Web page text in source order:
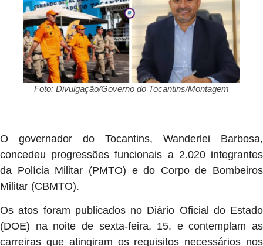
Foto: Divulgação/Governo do Tocantins/Montagem
O governador do Tocantins, Wanderlei Barbosa,
concedeu progressões funcionais a 2.020 integrantes
da Polícia Militar (PMTO) e do Corpo de Bombeiros
Militar (CBMTO).
Os atos foram publicados no Diário Oficial do Estado
(DOE) na noite de sexta-feira, 15, e contemplam as
carreiras que atingiram os requisitos necessários nos